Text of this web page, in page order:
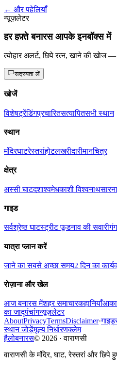
← और पहेलियाँ
न्यूज़लेटर
हर हफ़्ते बनारस आपके इनबॉक्स में
त्योहार अलर्ट, छिपे रत्न, खाने की खोज
सदस्यता लें
खोजें
विशेषट्रेंडिंगप्रचारितसत्यापितसभी स्थान
स्थान
मंदिरघाटरेस्तरांहोटलखरीदारीमानचित्र
क्षेत्र
अस्सी घाटदशाश्वमेधकाशी विश्वनाथ
गाइड
सर्वश्रेष्ठ घाटस्ट्रीट फूडनाव की सवारी
यात्रा प्लान करें
जाने का सबसे अच्छा समय2 दिन का
रोज़ाना और खेल
आज बनारस मेंशहर समाचारकहानियाँ
का जादूपंचांगन्यूज़लेटर
AboutPrivacyTermsDisclaimer·
स्थान जोड़ेंमूल्य निर्धारणक्लेम
हैलोबनारस© 2026 ·वाराणसी
वाराणसी के मंदिर, घाट, रेस्तरां और छिपे